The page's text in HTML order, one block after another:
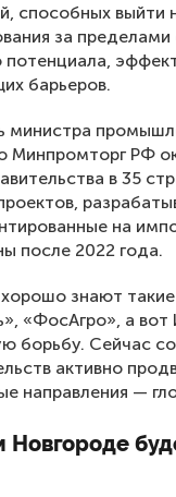
способных выйти
за
потенциала,
барьеров.
министра
Минпромторг РФ
в 35
на
после 2022 года.
знают
«ФосАгро», а
борьбу. Сейчас
активно
направления —